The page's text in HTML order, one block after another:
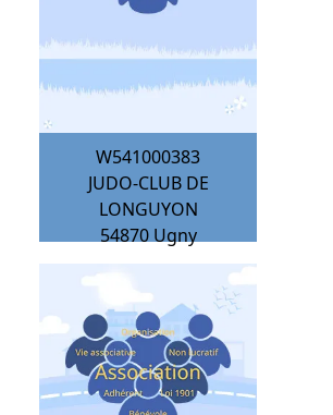
W541000383
JUDO-CLUB DE
LONGUYON
54870 Ugny